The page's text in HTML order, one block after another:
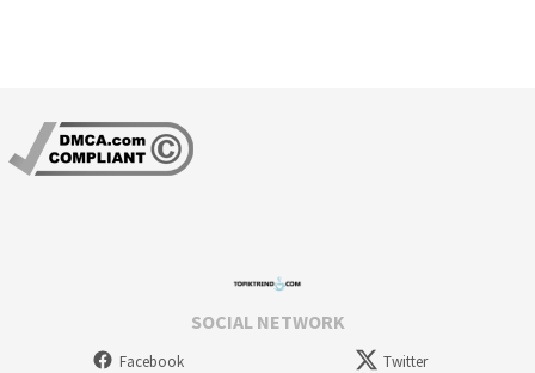
SOCIAL NETWORK
Facebook
Twitter